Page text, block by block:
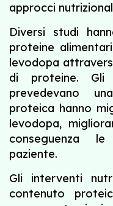
approcci
Diversi studi
proteine
levodopa
di proteine. Gli
prevedevano
proteica hanno
levodopa,
conseguenza
paziente.
Gli interventi
contenuto